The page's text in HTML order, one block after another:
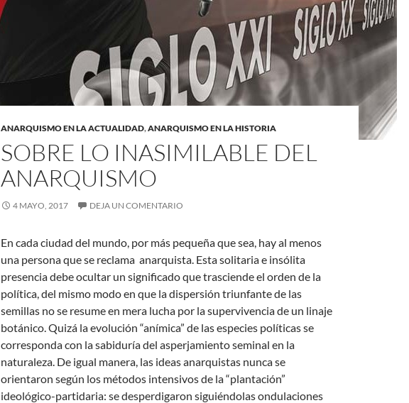
ANARQUISMO EN LA ACTUALIDAD,ANARQUISMO EN LA HISTORIA
SOBRE LO INASIMILABLE DEL
ANARQUISMO
4 MAYO, 2017 DEJA UN COMENTARIO
En cada ciudad del mundo, por más pequeña que sea, hay al menos
una persona que se reclama anarquista. Esta solitaria e insólita
presencia debe ocultar un significado que trasciende el orden de la
política, del mismo modo en que la dispersión triunfante de las
semillas no se resume en mera lucha por la supervivencia de un linaje
botánico. Quizá la evolución “anímica” de las especies políticasse
corresponda con la sabiduría del asperjamiento seminal en la
naturaleza. De igual manera, las ideas anarquistas nunca se
orientaron según los métodos intensivos de la “plantación”
ideológico-partidaria: se desperdigaron siguiéndolas ondulaciones